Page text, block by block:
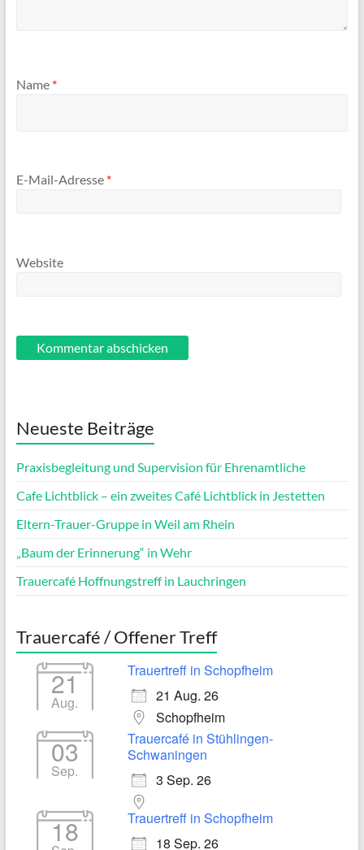
Name *
E-Mail-Adresse *
Website
Neueste Beiträge
Praxisbegleitung und Supervision für Ehrenamtliche
Cafe Lichtblick – ein zweites Café Lichtblick in Jestetten
Eltern-Trauer-Gruppe in Weil am Rhein
„Baum der Erinnerung“ in Wehr
Trauercafé Hoffnungstreff in Lauchringen
Trauercafé / Offener Treff
21
Aug.
Trauertreff in Schopfheim
21 Aug. 26
Schopfheim
03
Sep.
Trauercafé in Stühlingen-
Schwaningen
3 Sep. 26
18
Trauertreff in Schopfheim
18 Sep. 26